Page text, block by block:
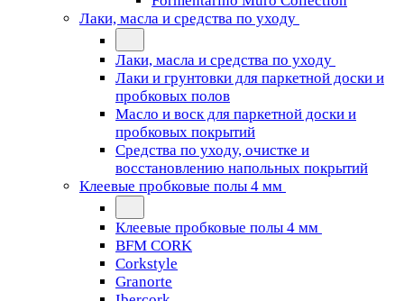
Лаки, масла и средства по уходу
Лаки, масла и средства по уходу
Лаки и грунтовки для паркетной доски и
пробковых полов
Масло и воск для паркетной доски и
пробковых покрытий
Средства по уходу, очистке и
восстановлению напольных покрытий
Клеевые пробковые полы 4 мм
Клеевые пробковые полы 4 мм
BFM CORK
Corkstyle
Granorte